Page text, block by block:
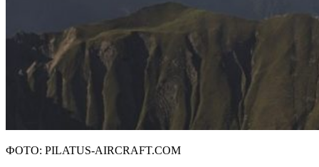
ФОТО: PILATUS-AIRCRAFT.COM